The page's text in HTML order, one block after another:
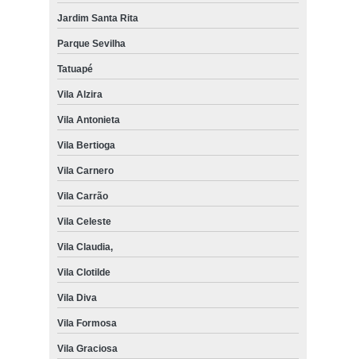
Jardim Santa Rita
Parque Sevilha
Tatuapé
Vila Alzira
Vila Antonieta
Vila Bertioga
Vila Carnero
Vila Carrão
Vila Celeste
Vila Claudia,
Vila Clotilde
Vila Diva
Vila Formosa
Vila Graciosa